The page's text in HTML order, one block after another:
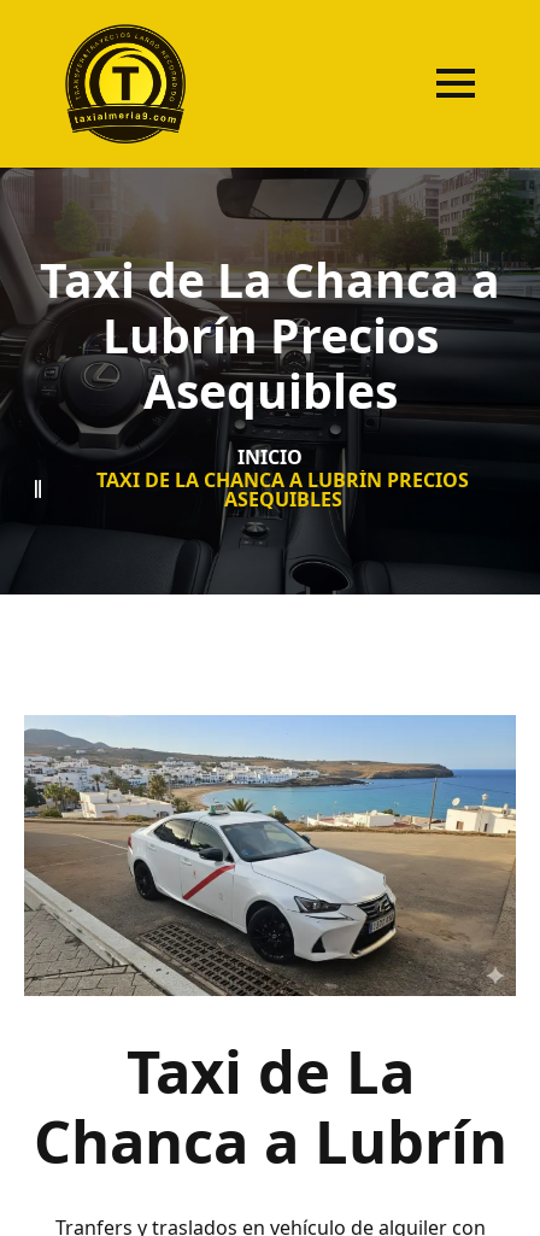
Taxi de La Chanca a
Lubrín Precios
Asequibles
INICIO
TAXI DE LA CHANCA A LUBRÍN PRECIOS
ASEQUIBLES
Taxi de La
Chanca a Lubrín
Tranfers y traslados en vehículo de alquiler con